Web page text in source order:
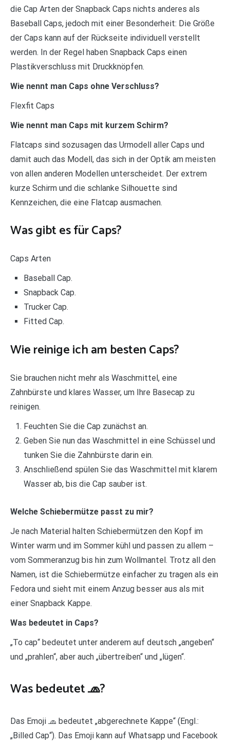
die Cap Arten der Snapback Caps nichts anderes als
Baseball Caps, jedoch mit einer Besonderheit: Die Größe
der Caps kann auf der Rückseite individuell verstellt
werden. In der Regel haben Snapback Caps einen
Plastikverschluss mit Druckknöpfen.
Wie nennt man Caps ohne Verschluss?
Flexfit Caps
Wie nennt man Caps mit kurzem Schirm?
Flatcaps sind sozusagen das Urmodell aller Caps und
damit auch das Modell, das sich in der Optik am meisten
von allen anderen Modellen unterscheidet. Der extrem
kurze Schirm und die schlanke Silhouette sind
Kennzeichen, die eine Flatcap ausmachen.
Was gibt es für Caps?
Caps Arten
Baseball Cap.
Snapback Cap.
Trucker Cap.
Fitted Cap.
Wie reinige ich am besten Caps?
Sie brauchen nicht mehr als Waschmittel, eine
Zahnbürste und klares Wasser, um Ihre Basecap zu
reinigen.
Feuchten Sie die Cap zunächst an.
Geben Sie nun das Waschmittel in eine Schüssel und
tunken Sie die Zahnbürste darin ein.
Anschließend spülen Sie das Waschmittel mit klarem
Wasser ab, bis die Cap sauber ist.
Welche Schiebermütze passt zu mir?
Je nach Material halten Schiebermützen den Kopf im
Winter warm und im Sommer kühl und passen zu allem –
vom Sommeranzug bis hin zum Wollmantel. Trotz all den
Namen, ist die Schiebermütze einfacher zu tragen als ein
Fedora und sieht mit einem Anzug besser aus als mit
einer Snapback Kappe.
Was bedeutet in Caps?
„To cap“ bedeutet unter anderem auf deutsch „angeben“
und „prahlen“, aber auch „übertreiben“ und „lügen“.
Was bedeutet 🧢?
Das Emoji 🧢 bedeutet „abgerechnete Kappe“ (Engl.:
„Billed Cap“). Das Emoji kann auf Whatsapp und Facebook